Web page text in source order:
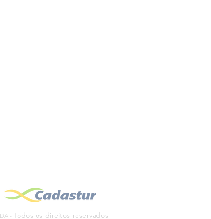
DA - Todos os direitos reservados